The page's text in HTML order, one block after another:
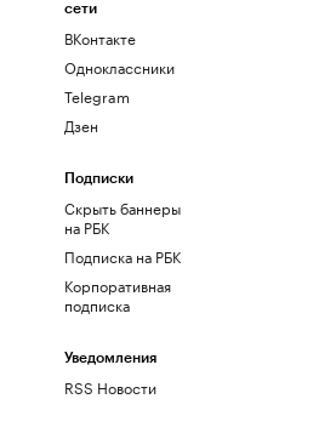
сети
ВКонтакте
Одноклассники
Telegram
Дзен
Подписки
Скрыть баннеры
на РБК
Подписка на РБК
Корпоративная
подписка
Уведомления
RSS Новости